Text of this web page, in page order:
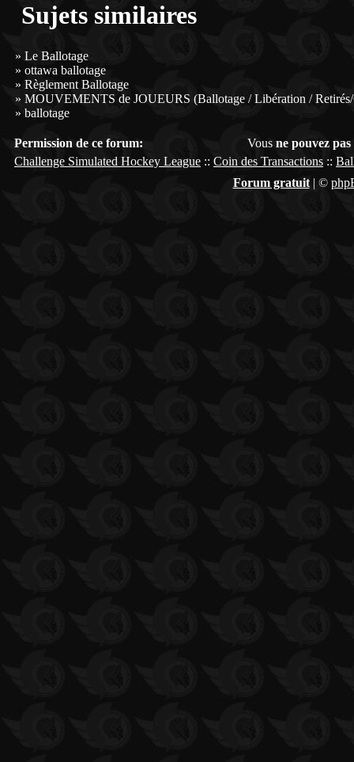
Sujets similaires
» Le Ballotage
» ottawa ballotage
» Règlement Ballotage
» MOUVEMENTS de JOUEURS (Ballotage / Libération /
» ballotage
Permission de ce forum: Vous ne pouvez pas
Challenge Simulated Hockey League :: Coin des Transactions ::
Forum gratuit| ©